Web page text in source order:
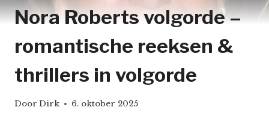
Nora Roberts volgorde –
romantische reeksen &
thrillers in volgorde
Door Dirk 6. oktober 2025